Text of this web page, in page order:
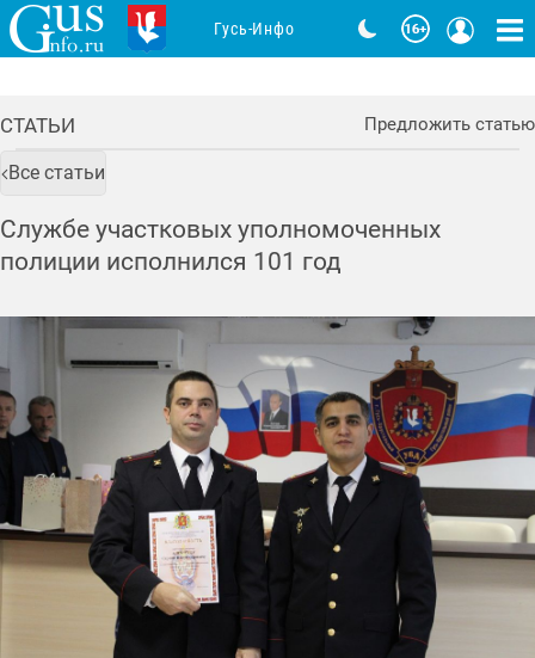
СТАТЬИ Предложить статью
Все статьи
Службе участковых уполномоченных
полиции исполнился 101 год
Гусь-Инфо